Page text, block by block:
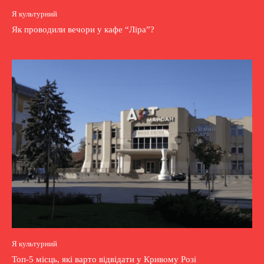
Я культурний
Як проводили вечори у кафе “Ліра”?
Я культурний
Топ-5 місць, які варто відвідати у Кривому Розі